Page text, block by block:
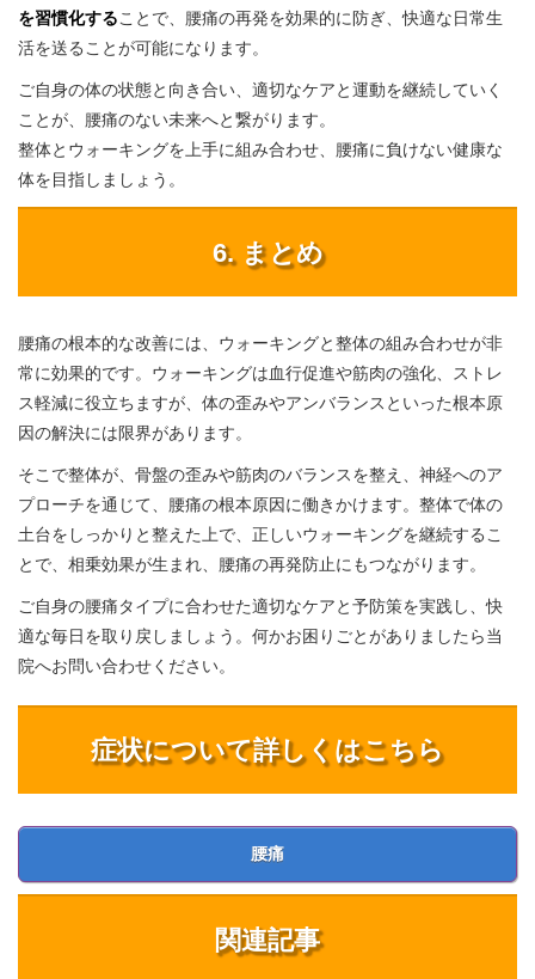
を習慣化することで、腰痛の再発を効果的に防ぎ、快適な日常生
活を送ることが可能になります。
ご自身の体の状態と向き合い、適切なケアと運動を継続していく
ことが、腰痛のない未来へと繋がります。
整体とウォーキングを上手に組み合わせ、腰痛に負けない健康な
体を目指しましょう。
6. まとめ
腰痛の根本的な改善には、ウォーキングと整体の組み合わせが非
常に効果的です。ウォーキングは血行促進や筋肉の強化、ストレ
ス軽減に役立ちますが、体の歪みやアンバランスといった根本原
因の解決には限界があります。
そこで整体が、骨盤の歪みや筋肉のバランスを整え、神経へのア
プローチを通じて、腰痛の根本原因に働きかけます。整体で体の
土台をしっかりと整えた上で、正しいウォーキングを継続するこ
とで、相乗効果が生まれ、腰痛の再発防止にもつながります。
ご自身の腰痛タイプに合わせた適切なケアと予防策を実践し、快
適な毎日を取り戻しましょう。何かお困りごとがありましたら当
院へお問い合わせください。
症状について詳しくはこちら
腰痛
関連記事